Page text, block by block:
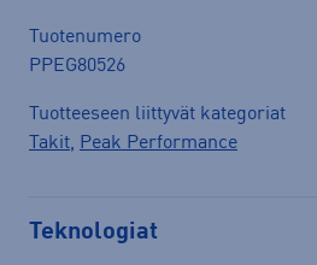
Tuotenumero
PPEG80526
Tuotteeseen liittyvät kategoriat
Takit, Peak Performance
Teknologiat